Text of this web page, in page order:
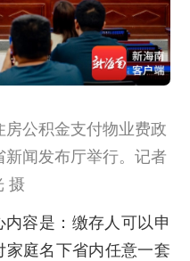
房公积金支付物业费政
闻发布厅举行。记者
摄
容是：缴存人可以申
庭名下省内任意一套